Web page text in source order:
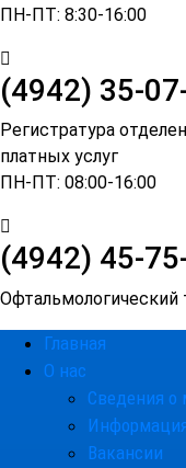
ПН-ПТ: 8:30-16:00
(4942) 35-
Регистратура
платных услуг
ПН-ПТ: 08:00-16:00
(4942) 45-
Офтальмологический
Главная
О нас
Сведения о
Вакансии